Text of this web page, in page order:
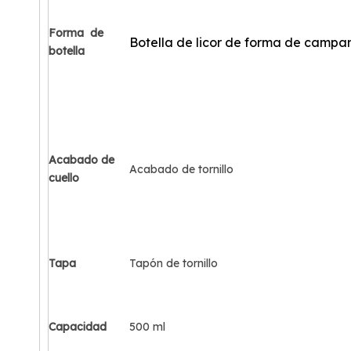
Forma de
botella
Botella de licor de forma de
Acabado de
cuello
Acabado de tornillo
Tapa Tapón de tornillo
Capacidad 500 ml